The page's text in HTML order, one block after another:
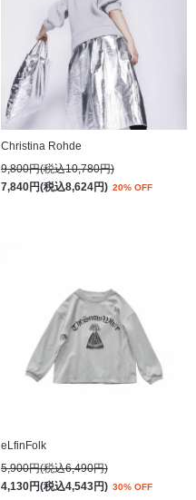
Christina Rohde
9,800円(税込10,780円)
7,840円(税込8,624円) 20% OFF
eLfinFolk
5,900円(税込6,490円)
4,130円(税込4,543円) 30% OFF